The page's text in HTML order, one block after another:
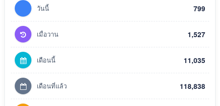
วันนี้ 799
เมื่อวาน 1,527
เดือนนี้ 11,035
เดือนที่แล้ว 118,838